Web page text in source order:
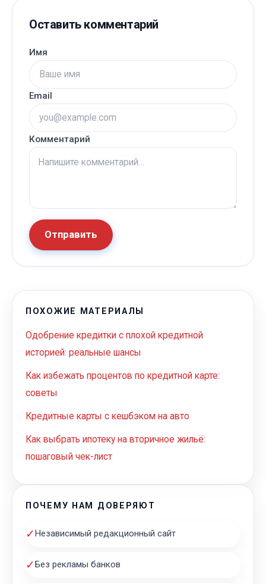
Оставить комментарий
Имя
Email
Комментарий
Отправить
ПОХОЖИЕ МАТЕРИАЛЫ
Одобрение кредитки с плохой кредитной
историей: реальные шансы
Как избежать процентов по кредитной карте:
советы
Кредитные карты с кешбэком на авто
Как выбрать ипотеку на вторичное жильё:
пошаговый чек-лист
ПОЧЕМУ НАМ ДОВЕРЯЮТ
✓ Независимый редакционный сайт
✓ Без рекламы банков